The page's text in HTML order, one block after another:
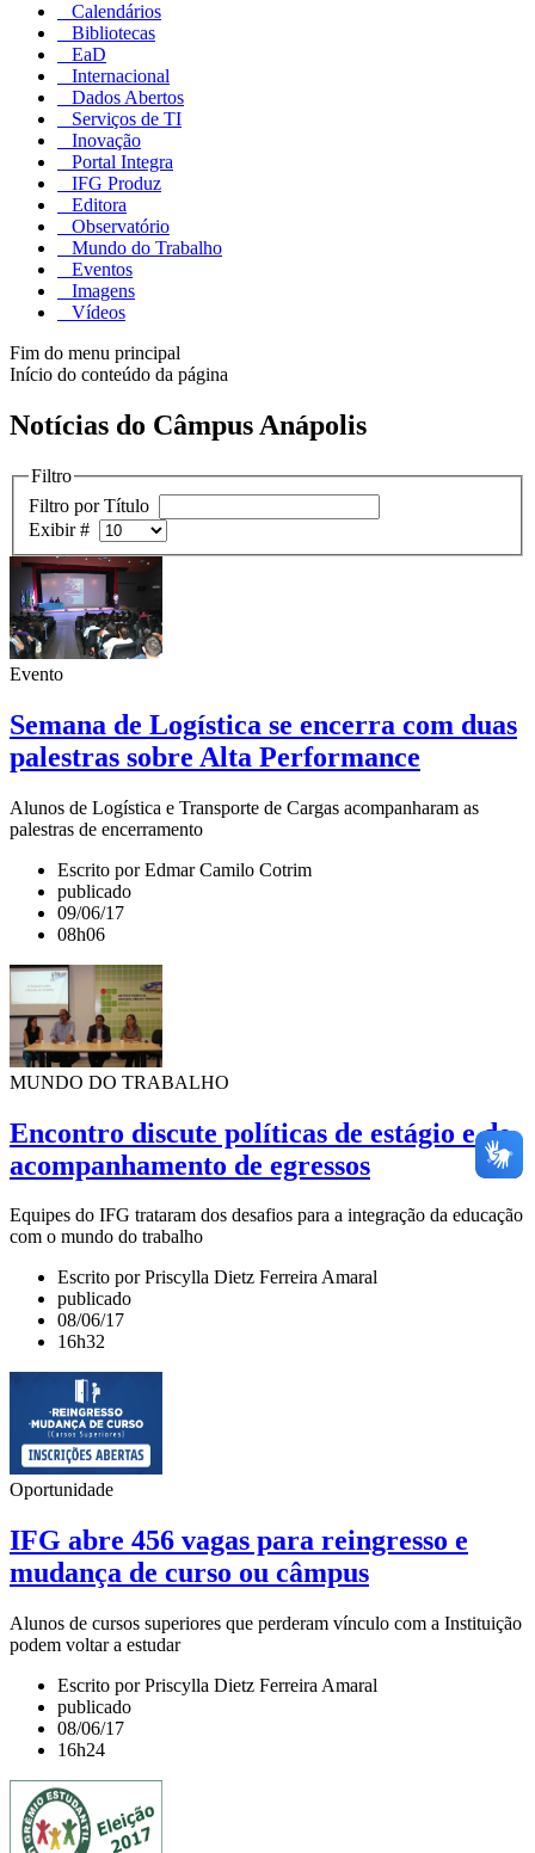
Calendários
Bibliotecas
EaD
Internacional
Dados Abertos
Serviços de TI
Inovação
Portal Integra
IFG Produz
Editora
Observatório
Mundo do Trabalho
Eventos
Imagens
Vídeos
Fim do menu principal
Início do conteúdo da página
Notícias do Câmpus Anápolis
Filtro
Filtro por Título
Exibir #
Evento
Semana de Logística se encerra com duas
palestras sobre Alta Performance
Alunos de Logística e Transporte de Cargas acompanharam as
palestras de encerramento
Escrito por Edmar Camilo Cotrim
publicado
09/06/17
08h06
MUNDO DO TRABALHO
Encontro discute políticas de estágio e de
acompanhamento de egressos
Equipes do IFG trataram dos desafios para a integração da educação
com o mundo do trabalho
Escrito por Priscylla Dietz Ferreira Amaral
publicado
08/06/17
16h32
Oportunidade
IFG abre 456 vagas para reingresso e
mudança de curso ou câmpus
Alunos de cursos superiores que perderam vínculo com a Instituição
podem voltar a estudar
Escrito por Priscylla Dietz Ferreira Amaral
publicado
08/06/17
16h24